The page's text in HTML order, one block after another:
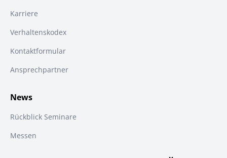
Karriere
Verhaltenskodex
Kontaktformular
Ansprechpartner
News
Rückblick Seminare
Messen